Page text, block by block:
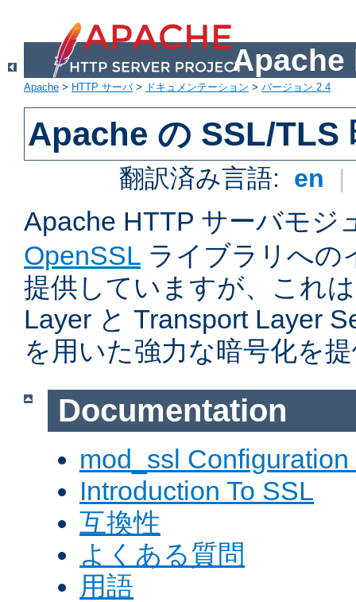
Apache
Apache > HTTP サーバ> ドキュメンテーション > バージョン 2.4
Apache の SSL/TLS
翻訳済み言語: en |
Apache HTTP サーバモジ
OpenSSL ライブラリへの
提供していますが、これ
Layer と Transport Layer
を用いた強力な暗号化を
Documentation
mod_ssl Configuration
Introduction To SSL
互換性
よくある質問
用語